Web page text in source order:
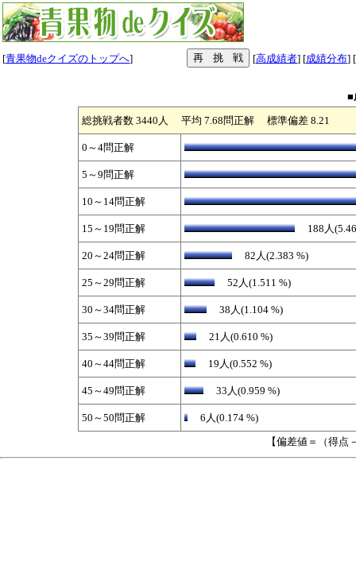
[青果物deクイズのトップへ] [高成績者] [成績分布] [
■
総挑戦者数 3440人 平均 7.68問正解 標準偏差 8.21
0～4問正解
5～9問正解
10～14問正解
15～19問正解 188人
20～24問正解 82人(2.383 %)
25～29問正解 52人(1.511 %)
30～34問正解 38人(1.104 %)
35～39問正解 21人(0.610 %)
40～44問正解 19人(0.552 %)
45～49問正解 33人(0.959 %)
50～50問正解
6人(0.174 %)
【偏差値＝（得